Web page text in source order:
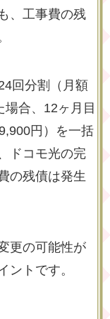
、工事費の残
回分割（月額
合、12ヶ月目
円）を一括
ドコモ光の完
の残債は発生
更の可能性が
ントです。